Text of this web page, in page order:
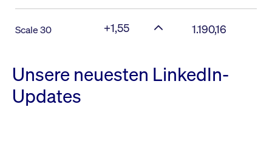
Scale 30 +1,55 1.190,16
Unsere neuesten LinkedIn-
Updates